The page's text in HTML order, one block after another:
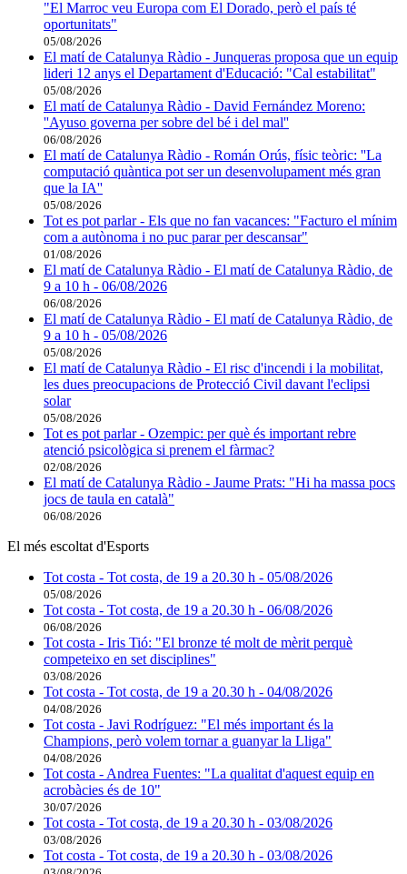
"El Marroc veu Europa com El Dorado, però el país té
oportunitats"
05/08/2026
El matí de Catalunya Ràdio - Junqueras proposa que un equip
lideri 12 anys el Departament d'Educació: "Cal estabilitat"
05/08/2026
El matí de Catalunya Ràdio - David Fernández Moreno:
''Ayuso governa per sobre del bé i del mal''
06/08/2026
El matí de Catalunya Ràdio - Román Orús, físic teòric: ''La
computació quàntica pot ser un desenvolupament més gran
que la IA''
05/08/2026
Tot es pot parlar - Els que no fan vacances: "Facturo el mínim
com a autònoma i no puc parar per descansar"
01/08/2026
El matí de Catalunya Ràdio - El matí de Catalunya Ràdio, de
9 a 10 h - 06/08/2026
06/08/2026
El matí de Catalunya Ràdio - El matí de Catalunya Ràdio, de
9 a 10 h - 05/08/2026
05/08/2026
El matí de Catalunya Ràdio - El risc d'incendi i la mobilitat,
les dues preocupacions de Protecció Civil davant l'eclipsi
solar
05/08/2026
Tot es pot parlar - Ozempic: per què és important rebre
atenció psicològica si prenem el fàrmac?
02/08/2026
El matí de Catalunya Ràdio - Jaume Prats: "Hi ha massa pocs
jocs de taula en català"
06/08/2026
El més escoltat d'Esports
Tot costa - Tot costa, de 19 a 20.30 h - 05/08/2026
05/08/2026
Tot costa - Tot costa, de 19 a 20.30 h - 06/08/2026
06/08/2026
Tot costa - Iris Tió: "El bronze té molt de mèrit perquè
competeixo en set disciplines"
03/08/2026
Tot costa - Tot costa, de 19 a 20.30 h - 04/08/2026
04/08/2026
Tot costa - Javi Rodríguez: "El més important és la
Champions, però volem tornar a guanyar la Lliga"
04/08/2026
Tot costa - Andrea Fuentes: "La qualitat d'aquest equip en
acrobàcies és de 10"
30/07/2026
Tot costa - Tot costa, de 19 a 20.30 h - 03/08/2026
03/08/2026
Tot costa - Tot costa, de 19 a 20.30 h - 03/08/2026